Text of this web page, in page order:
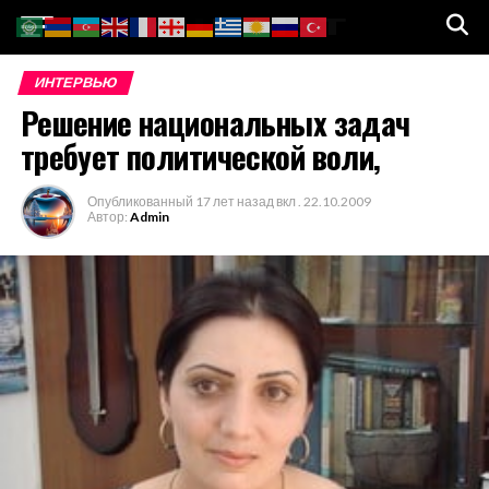
ИНТЕРВЬЮ
Решение национальных задач
требует политической воли,
Опубликованный 17 лет назад вкл . 22.10.2009
Автор: Admin
Go to mobile version